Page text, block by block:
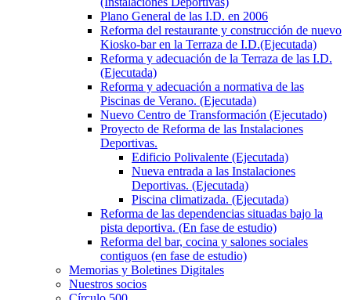
Plano General de las I.D. en 2006
Reforma del restaurante y construcción de nuevo
Kiosko-bar en la Terraza de I.D.(Ejecutada)
Reforma y adecuación de la Terraza de las I.D.
(Ejecutada)
Reforma y adecuación a normativa de las
Piscinas de Verano. (Ejecutada)
Nuevo Centro de Transformación (Ejecutado)
Proyecto de Reforma de las Instalaciones
Deportivas.
Edificio Polivalente (Ejecutada)
Nueva entrada a las Instalaciones
Deportivas. (Ejecutada)
Piscina climatizada. (Ejecutada)
Reforma de las dependencias situadas bajo la
pista deportiva. (En fase de estudio)
Reforma del bar, cocina y salones sociales
contiguos (en fase de estudio)
Memorias y Boletines Digitales
Nuestros socios